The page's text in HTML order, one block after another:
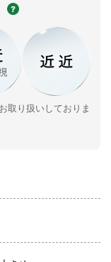
取り扱いしておりま